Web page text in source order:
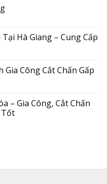
Hà Giang – Cung Cấp
Công Cắt Chấn Gấp
– Gia Công, Cắt Chấn
Tốt